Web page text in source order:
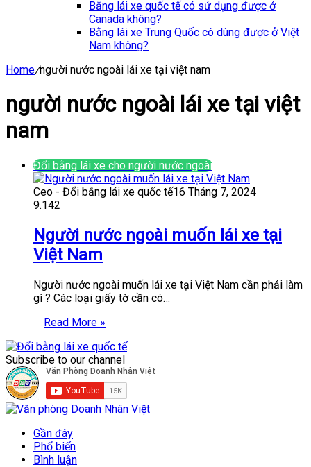
Bằng lái xe quốc tế có sử dụng được ở
Canada không?
Bằng lái xe Trung Quốc có dùng được ở Việt
Nam không?
Home/người nước ngoài lái xe tại việt nam
người nước ngoài lái xe tại việt
nam
Đổi bằng lái xe cho người nước ngoài
Ceo - Đổi bằng lái xe quốc tế16 Tháng 7, 2024
9.142
Người nước ngoài muốn lái xe tại
Việt Nam
Người nước ngoài muốn lái xe tại Việt Nam cần phải làm
gì ? Các loại giấy tờ cần có…
Read More »
Subscribe to our channel
Gần đây
Phổ biến
Bình luận